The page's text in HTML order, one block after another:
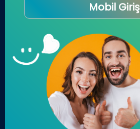
Mobil Giriş